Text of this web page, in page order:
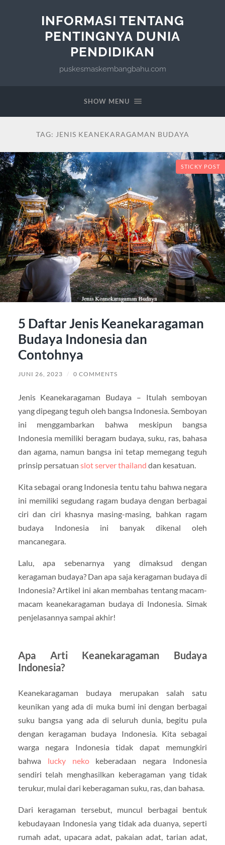
INFORMASI TENTANG
PENTINGNYA DUNIA
PENDIDIKAN
puskesmaskembangbahu.com
SHOW MENU
TAG: JENIS KEANEKARAGAMAN BUDAYA
STICKY POST
5 Daftar Jenis Keanekaragaman
Budaya Indonesia dan
Contohnya
JUNI 26, 2023 / 0 COMMENTS
Jenis Keanekaragaman Budaya – Itulah semboyan
yang dipegang teguh oleh bangsa Indonesia. Semboyan
ini menggambarkan bahwa meskipun bangsa
Indonesia memiliki beragam budaya, suku, ras, bahasa
dan agama, namun bangsa ini tetap memegang teguh
prinsip persatuan slot server thailand dan kesatuan.
Kita sebagai orang Indonesia tentu tahu bahwa negara
ini memiliki segudang ragam budaya dengan berbagai
ciri dan ciri khasnya masing-masing, bahkan ragam
budaya Indonesia ini banyak dikenal oleh
mancanegara.
Lalu, apa sebenarnya yang dimaksud dengan
keragaman budaya? Dan apa saja keragaman budaya di
Indonesia? Artikel ini akan membahas tentang macam-
macam keanekaragaman budaya di Indonesia. Simak
penjelasannya sampai akhir!
Apa Arti Keanekaragaman Budaya
Indonesia?
Keanekaragaman budaya merupakan salah satu
keunikan yang ada di muka bumi ini dengan berbagai
suku bangsa yang ada di seluruh dunia, begitu pula
dengan keragaman budaya Indonesia. Kita sebagai
warga negara Indonesia tidak dapat memungkiri
bahwa lucky nekokeberadaan negara Indonesia
sendiri telah menghasilkan keberagaman yang tidak
terukur, mulai dari keberagaman suku, ras, dan bahasa.
Dari keragaman tersebut, muncul berbagai bentuk
kebudayaan Indonesia yang tidak ada duanya, seperti
rumah adat, upacara adat, pakaian adat, tarian adat,